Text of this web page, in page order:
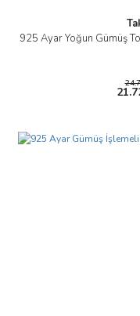
925 Ayar Yoğun Gümüş